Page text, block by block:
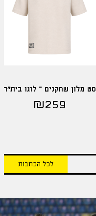
סט מלון שחקנים – לוגו בית"ר
₪259
לכל הכתבות